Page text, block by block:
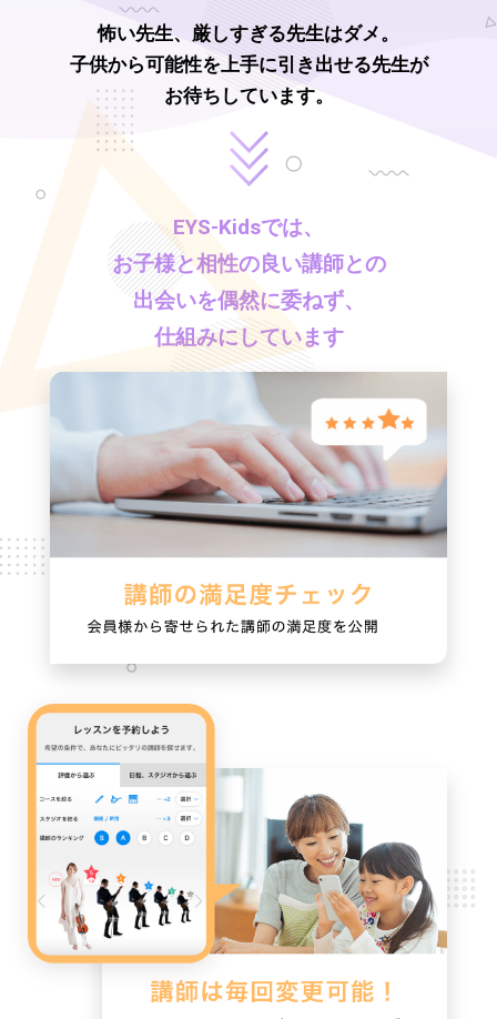
怖い先生、厳しすぎる先生はダメ。
子供から可能性を上手に引き出せる先生が
お待ちしています。
EYS-Kidsでは、
お子様と相性の良い講師との
出会いを偶然に委ねず、
仕組みにしています